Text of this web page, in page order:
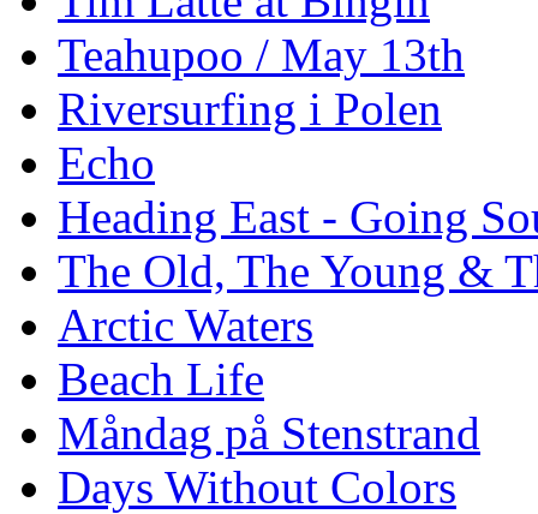
Teahupoo / May 13th
Riversurfing i Polen
Echo
Heading East - Going
The Old, The Young &
Arctic Waters
Beach Life
Måndag på Stenstrand
Days Without Colors